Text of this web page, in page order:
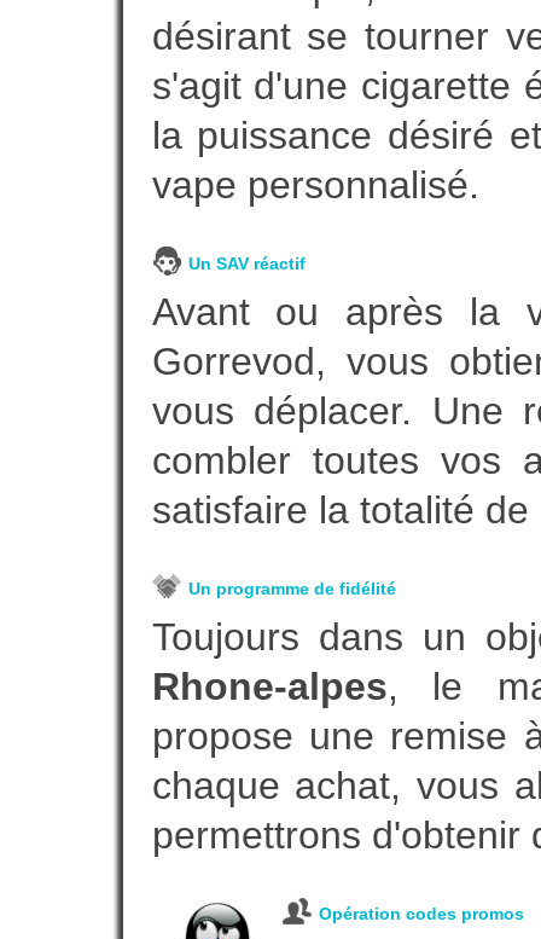
désirant se tourner
s'agit d'une cigarette
la puissance désiré
vape personnalisé.
Un SAV réactif
Avant ou après la
Gorrevod, vous
vous déplacer. Une
combler toutes vos
satisfaire la totalité
Un programme de fidélité
Toujours dans un
Rhone-alpes, le
propose une remise
chaque achat, vous
permettrons d'obtenir
Opération codes promos